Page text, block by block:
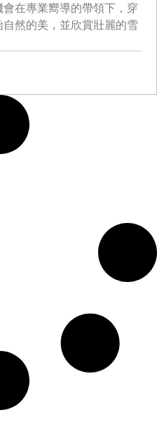
在專業嚮導的帶領下，穿
然的美，並欣賞壯麗的雪